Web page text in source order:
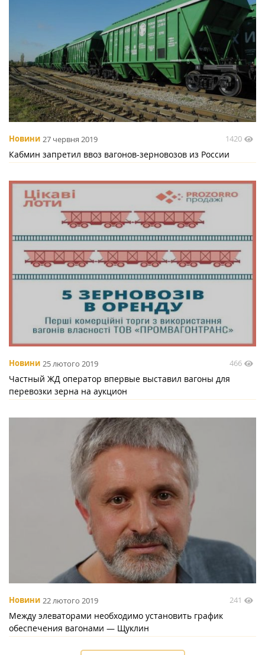
Новини 27 червня 2019 1420
Кабмин запретил ввоз вагонов-зерновозов из России
Новини 25 лютого 2019 466
Частный ЖД оператор впервые выставил вагоны для
перевозки зерна на аукцион
Новини 22 лютого 2019 241
Между элеваторами необходимо установить график
обеспечения вагонами — Щуклин